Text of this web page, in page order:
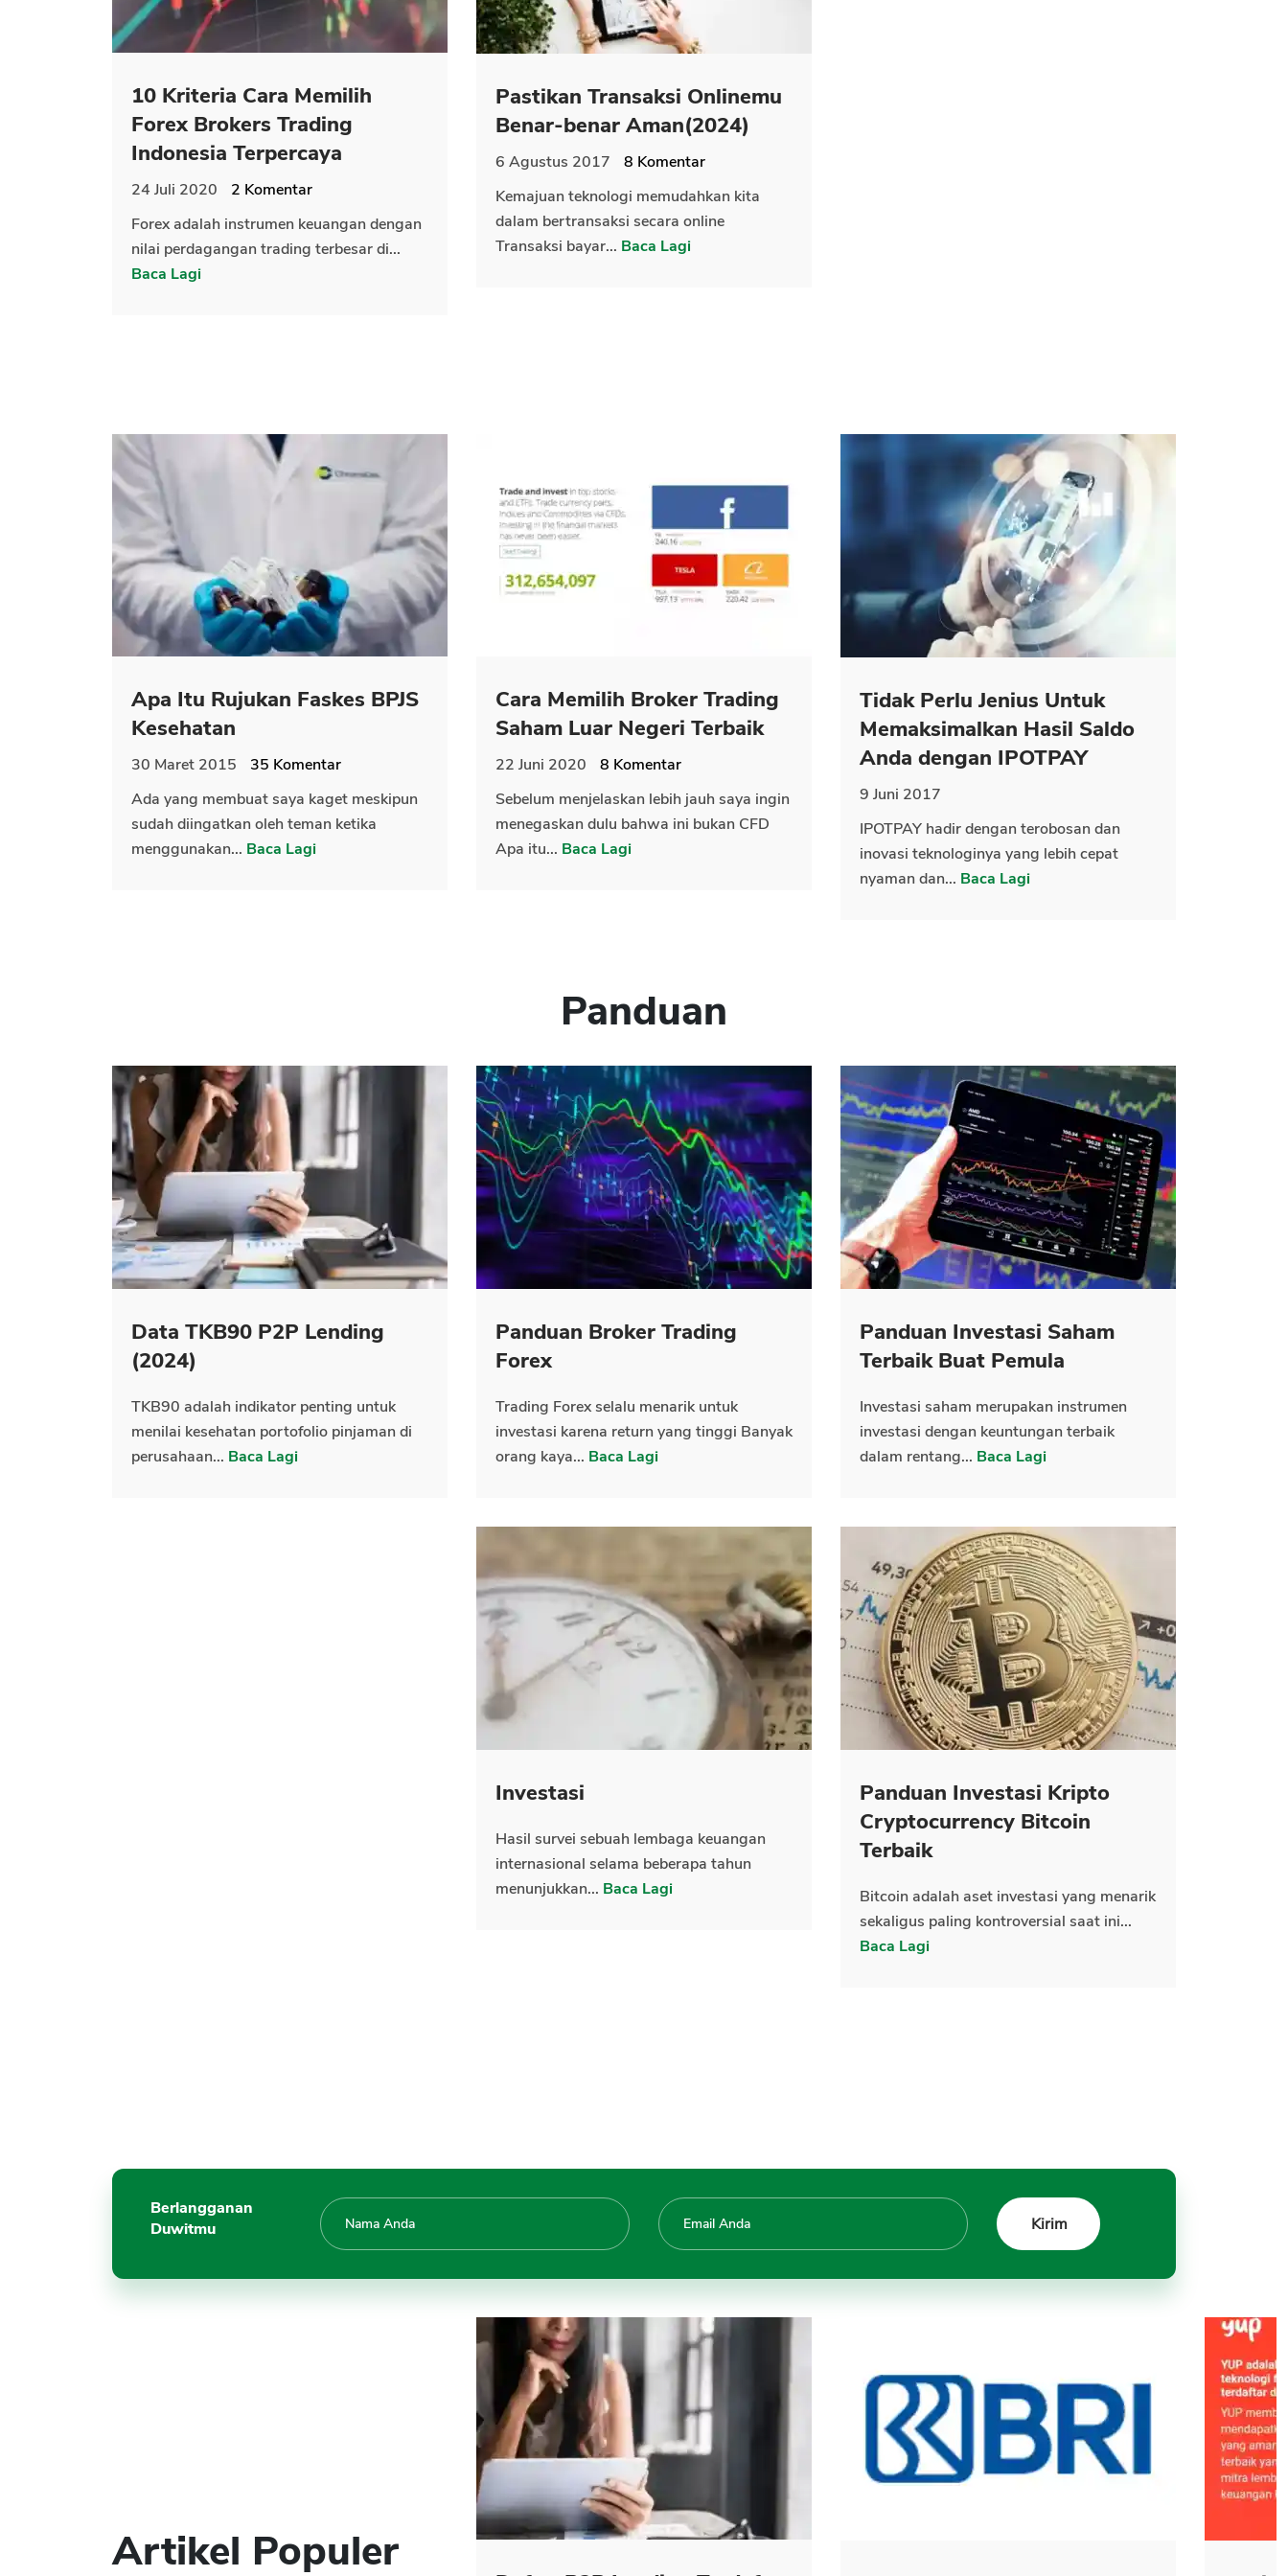
10 Kriteria Cara Memilih
Forex Brokers Trading
Indonesia Terpercaya
24 Juli 2020 2 Komentar
Forex adalah instrumen keuangan dengan
nilai perdagangan trading terbesar di...
Baca Lagi
Pastikan Transaksi Onlinemu
Benar-benar Aman(2024)
6 Agustus 2017 8 Komentar
Kemajuan teknologi memudahkan kita
dalam bertransaksi secara online
Transaksi bayar... Baca Lagi
Apa Itu Rujukan Faskes BPJS
Kesehatan
30 Maret 2015 35 Komentar
Ada yang membuat saya kaget meskipun
sudah diingatkan oleh teman ketika
menggunakan... Baca Lagi
Cara Memilih Broker Trading
Saham Luar Negeri Terbaik
22 Juni 2020 8 Komentar
Sebelum menjelaskan lebih jauh saya ingin
menegaskan dulu bahwa ini bukan CFD
Apa itu... Baca Lagi
Tidak Perlu Jenius Untuk
Memaksimalkan Hasil Saldo
Anda dengan IPOTPAY
9 Juni 2017
IPOTPAY hadir dengan terobosan dan
inovasi teknologinya yang lebih cepat
nyaman dan... Baca Lagi
Panduan
Data TKB90 P2P Lending
(2024)
TKB90 adalah indikator penting untuk
menilai kesehatan portofolio pinjaman di
perusahaan... Baca Lagi
Panduan Broker Trading
Forex
Trading Forex selalu menarik untuk
investasi karena return yang tinggi Banyak
orang kaya... Baca Lagi
Panduan Investasi Saham
Terbaik Buat Pemula
Investasi saham merupakan instrumen
investasi dengan keuntungan terbaik
dalam rentang... Baca Lagi
Investasi
Hasil survei sebuah lembaga keuangan
internasional selama beberapa tahun
menunjukkan... Baca Lagi
Panduan Investasi Kripto
Cryptocurrency Bitcoin
Terbaik
Bitcoin adalah aset investasi yang menarik
sekaligus paling kontroversial saat ini...
Baca Lagi
Berlangganan
Duwitmu
Artikel Populer
CANCEL